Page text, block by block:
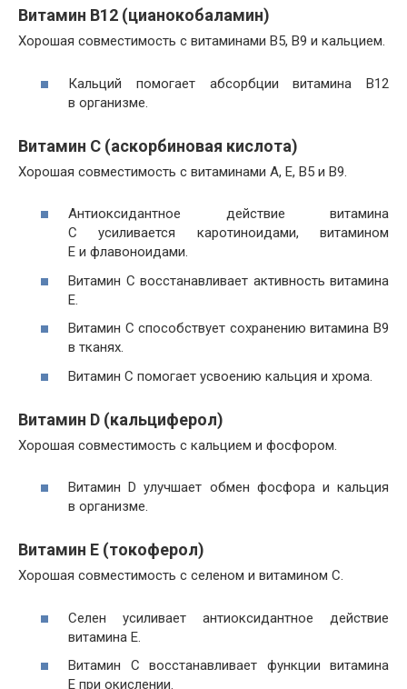
Витамин В12 (цианокобаламин)
Хорошая совместимость с витаминами В5, В9 и кальцием.
Кальций помогает абсорбции витамина В12
в организме.
Витамин С (аскорбиновая кислота)
Хорошая совместимость с витаминами А, Е, B5 и В9.
Антиоксидантное действие витамина
С усиливается каротиноидами, витамином
Е и флавоноидами.
Витамин С восстанавливает активность витамина
Е.
Витамин С способствует сохранению витамина В9
в тканях.
Витамин С помогает усвоению кальция и хрома.
Витамин D (кальциферол)
Хорошая совместимость с кальцием и фосфором.
Витамин D улучшает обмен фосфора и кальция
в организме.
Витамин E (токоферол)
Хорошая совместимость с селеном и витамином С.
Селен усиливает антиоксидантное действие
витамина E.
Витамин С восстанавливает функции витамина
E при окислении.